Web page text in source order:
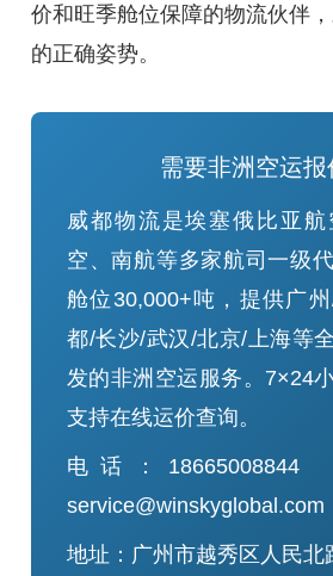
价和旺季舱位保障的物流伙伴
的正确姿势。
需要非洲空运报
威都物流是埃塞俄比亚
空、南航等多家航司一级
舱位30,000+吨，提供广
都/长沙/武汉/北京/上海等
发的非洲空运服务。7×24
支持在线运价查询。
电话：
service@winskyglobal.com
地址：广州市越秀区人民北